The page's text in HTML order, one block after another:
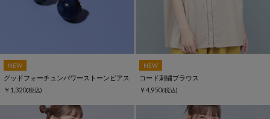
NEW
グッドフォーチュンパワーストーンピアス
￥1,320(税込)
NEW
コード刺繍ブラウス
￥4,950(税込)